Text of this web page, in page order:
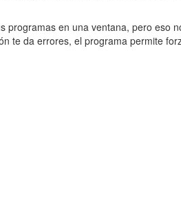
en una ventana, pero eso
te da errores, el programa permite